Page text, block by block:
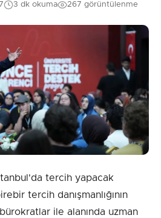
3 dk okuma 267 görüntülenme
tercih yapacak
tercih danışmanlığının
ile alanında uzman